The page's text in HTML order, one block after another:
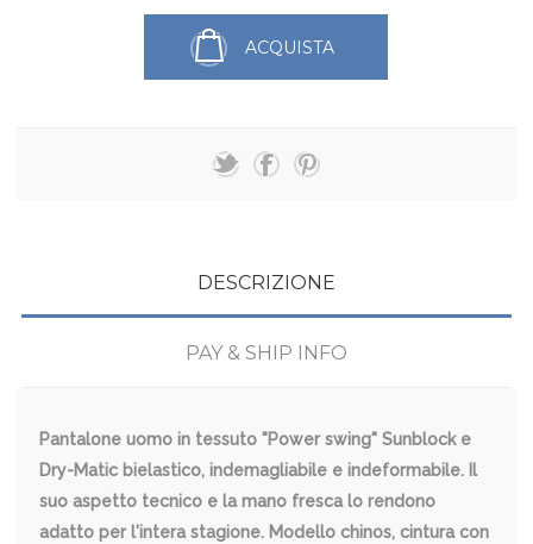
ACQUISTA
DESCRIZIONE
PAY & SHIP INFO
Pantalone uomo in tessuto "Power swing" Sunblock e
Dry-Matic bielastico, indemagliabile e indeformabile. Il
suo aspetto tecnico e la mano fresca lo rendono
adatto per l'intera stagione. Modello chinos, cintura con